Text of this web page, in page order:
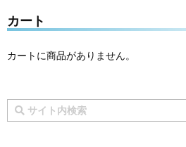
カート
カートに商品がありません。